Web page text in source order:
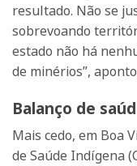
resultado. Não se
sobrevoando
estado não há
de minérios”,
Balanço de
Mais cedo, em Boa
de Saúde Indígena